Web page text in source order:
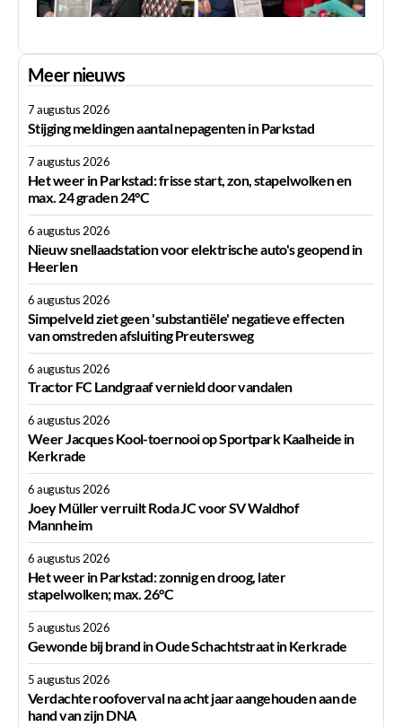
Meer nieuws
7 augustus 2026
Stijging meldingen aantal nepagenten in Parkstad
7 augustus 2026
Het weer in Parkstad: frisse start, zon, stapelwolken en
max. 24 graden 24°C
6 augustus 2026
Nieuw snellaadstation voor elektrische auto's geopend in
Heerlen
6 augustus 2026
Simpelveld ziet geen 'substantiële' negatieve effecten
van omstreden afsluiting Preutersweg
6 augustus 2026
Tractor FC Landgraaf vernield door vandalen
6 augustus 2026
Weer Jacques Kool-toernooi op Sportpark Kaalheide in
Kerkrade
6 augustus 2026
Joey Müller verruilt Roda JC voor SV Waldhof
Mannheim
6 augustus 2026
Het weer in Parkstad: zonnig en droog, later
stapelwolken; max. 26°C
5 augustus 2026
Gewonde bij brand in Oude Schachtstraat in Kerkrade
5 augustus 2026
Verdachte roofoverval na acht jaar aangehouden aan de
hand van zijn DNA